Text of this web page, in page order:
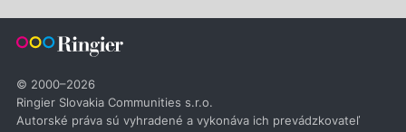
© 2000–2026
Ringier Slovakia Communities s.r.o.
Autorské práva sú vyhradené a vykonáva ich prevádzkovateľ